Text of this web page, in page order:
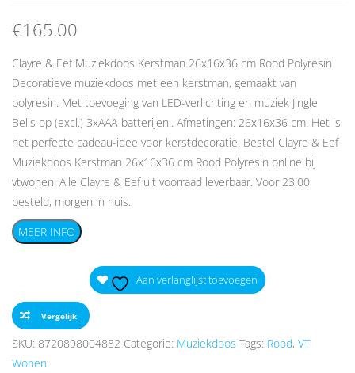
€165.00
Clayre & Eef Muziekdoos Kerstman 26x16x36 cm Rood Polyresin
Decoratieve muziekdoos met een kerstman, gemaakt van
polyresin. Met toevoeging van LED-verlichting en muziek Jingle
Bells op (excl.) 3xAAA-batterijen.. Afmetingen: 26x16x36 cm. Het is
het perfecte cadeau-idee voor kerstdecoratie. Bestel Clayre & Eef
Muziekdoos Kerstman 26x16x36 cm Rood Polyresin online bij
vtwonen. Alle Clayre & Eef uit voorraad leverbaar. Voor 23:00
besteld, morgen in huis.
MEER INFO
Aan verlanglijst toevoegen
Vergelijk
SKU: 8720898004882 Categorie: Muziekdoos Tags: Rood, VT
Wonen